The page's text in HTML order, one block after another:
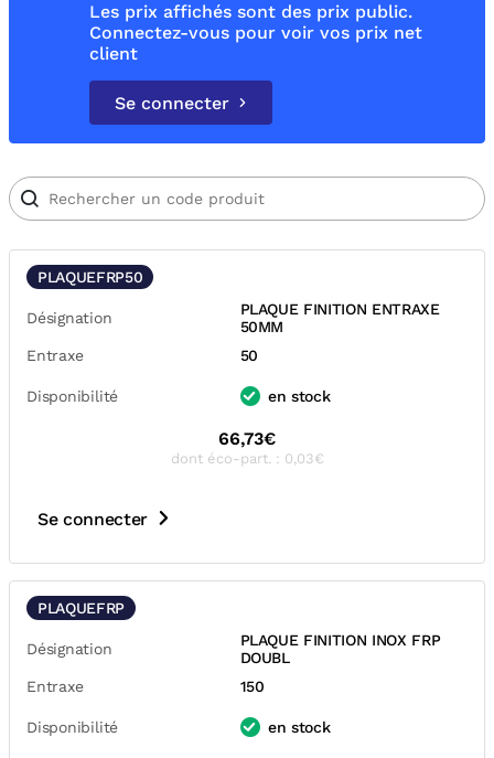
Les prix affichés sont des prix public.
Connectez-vous pour voir vos prix net
client
Se connecter
PLAQUEFRP50
Désignation
PLAQUE FINITION ENTRAXE
50MM
Entraxe
50
Disponibilité en stock
66,73€
dont éco-part. : 0,03€
Se connecter
PLAQUEFRP
Désignation
PLAQUE FINITION INOX FRP
DOUBL
Entraxe
150
Disponibilité en stock